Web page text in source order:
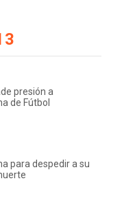
presión a
de Fútbol
para despedir a su